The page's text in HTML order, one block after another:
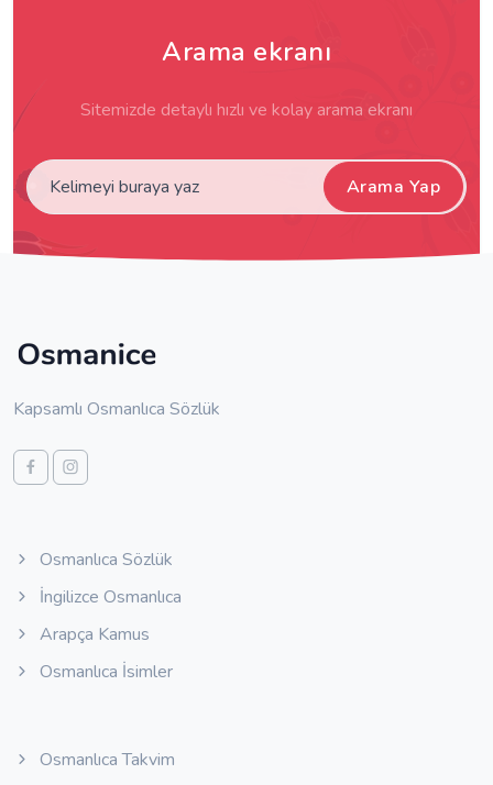
Arama ekranı
Sitemizde detaylı hızlı ve kolay arama ekranı
Arama Yap
Kapsamlı Osmanlıca Sözlük
Osmanlıca Sözlük
İngilizce Osmanlıca
Arapça Kamus
Osmanlıca İsimler
Osmanlıca Takvim